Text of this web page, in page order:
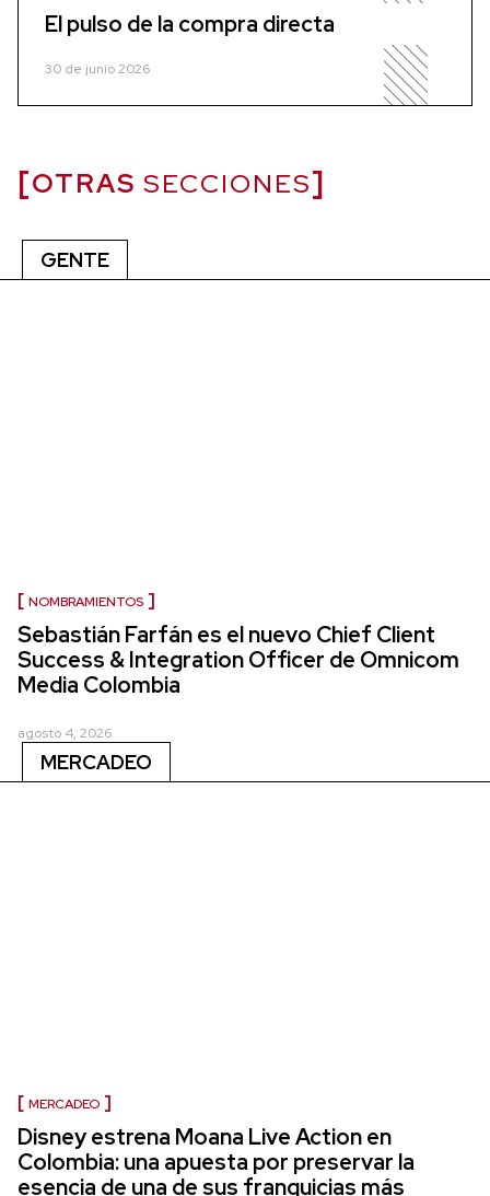
El pulso de la compra directa
30 de junio 2026
OTRAS SECCIONES
GENTE
NOMBRAMIENTOS
Sebastián Farfán es el nuevo Chief Client
Success & Integration Officer de Omnicom
Media Colombia
agosto 4, 2026
MERCADEO
MERCADEO
Disney estrena Moana Live Action en
Colombia: una apuesta por preservar la
esencia de una de sus franquicias más